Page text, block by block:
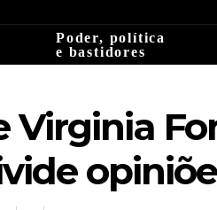
Poder, política
e bastidores
Virginia